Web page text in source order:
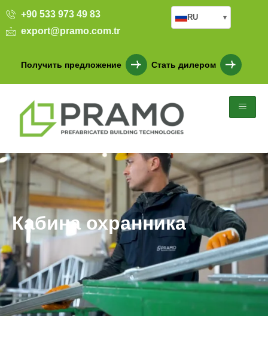
+90 533 973 49 83
export@pramo.com.tr
Получить предложение Стать дилером
RU ▾
Кабина охранника